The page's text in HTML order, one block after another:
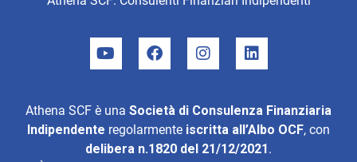
Athena SCF è una Società di Consulenza Finanziaria
Indipendente regolarmente iscritta all’Albo OCF, con
delibera n.1820 del 21/12/2021.